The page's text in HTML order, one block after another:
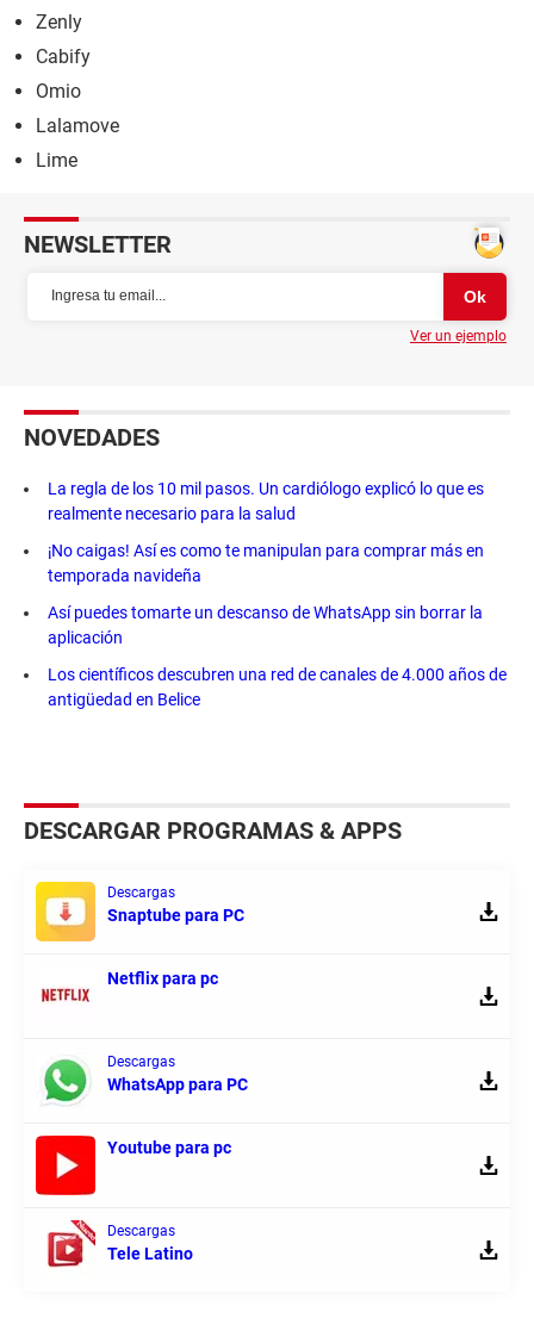
Zenly
Cabify
Omio
Lalamove
Lime
NEWSLETTER
Ver un ejemplo
NOVEDADES
La regla de los 10 mil pasos. Un cardiólogo explicó lo que es
realmente necesario para la salud
¡No caigas! Así es como te manipulan para comprar más en
temporada navideña
Así puedes tomarte un descanso de WhatsApp sin borrar la
aplicación
Los científicos descubren una red de canales de 4.000 años de
antigüedad en Belice
DESCARGAR PROGRAMAS & APPS
Descargas
Snaptube para PC
Netflix para pc
Descargas
WhatsApp para PC
Youtube para pc
Descargas
Tele Latino